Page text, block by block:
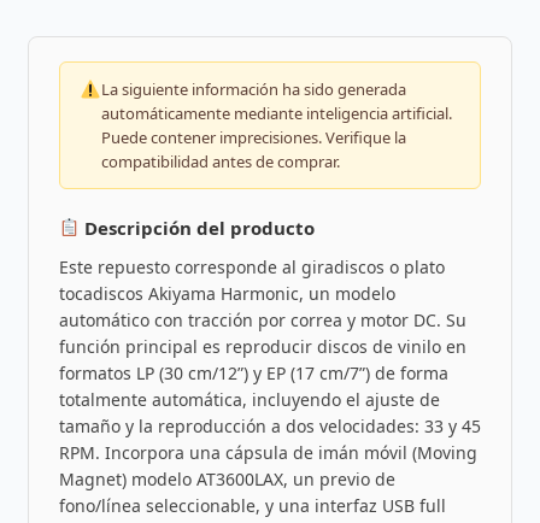
La siguiente información ha sido generada
automáticamente mediante inteligencia artificial.
Puede contener imprecisiones. Verifique la
compatibilidad antes de comprar.
Descripción del producto
Este repuesto corresponde al giradiscos o plato
tocadiscos Akiyama Harmonic, un modelo
automático con tracción por correa y motor DC. Su
función principal es reproducir discos de vinilo en
formatos LP (30 cm/12”) y EP (17 cm/7”) de forma
totalmente automática, incluyendo el ajuste de
tamaño y la reproducción a dos velocidades: 33 y 45
RPM. Incorpora una cápsula de imán móvil (Moving
Magnet) modelo AT3600LAX, un previo de
fono/línea seleccionable, y una interfaz USB full